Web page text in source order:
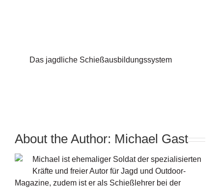
Das jagdliche Schießausbildungssystem
About the Author: Michael Gast
Michael ist ehemaliger Soldat der spezialisierten
Kräfte und freier Autor für Jagd und Outdoor-
Magazine, zudem ist er als Schießlehrer bei der